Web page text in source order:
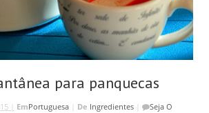
para panquecas
| EmPortuguesa| De Ingredientes|
Seja O